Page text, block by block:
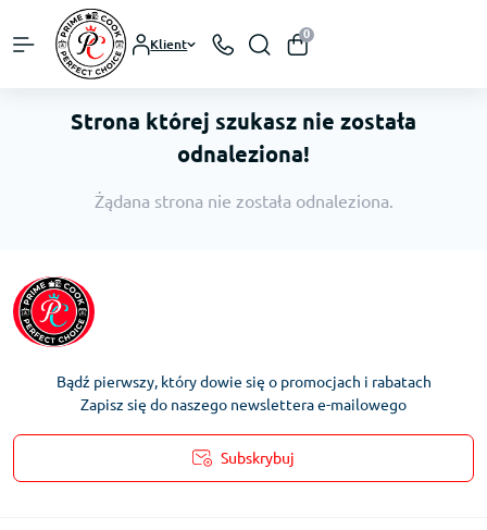
Klient
0
Strona której szukasz nie została
odnaleziona!
Żądana strona nie została odnaleziona.
Bądź pierwszy, który dowie się o promocjach i rabatach
Zapisz się do naszego newslettera e-mailowego
Subskrybuj